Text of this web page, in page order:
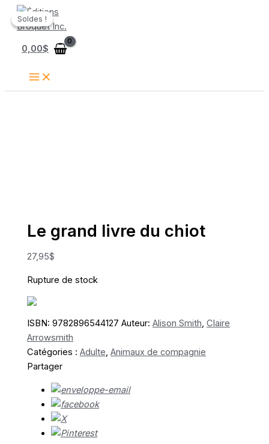
Aller
au
0,00$
Le grand livre du chiot
27,95$
Rupture de stock
ISBN:9782896544127 Auteur:Alison Smith,Claire
Arrowsmith
Catégories :Adulte,Animaux de compagnie
Partager
Soldes !
Soldes !